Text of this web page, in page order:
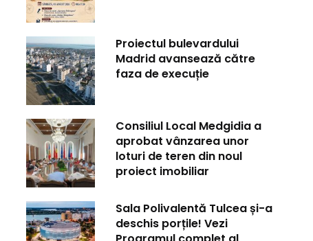
Proiectul bulevardului
Madrid avansează către
faza de execuție
Consiliul Local Medgidia a
aprobat vânzarea unor
loturi de teren din noul
proiect imobiliar
Sala Polivalentă Tulcea și-a
deschis porțile! Vezi